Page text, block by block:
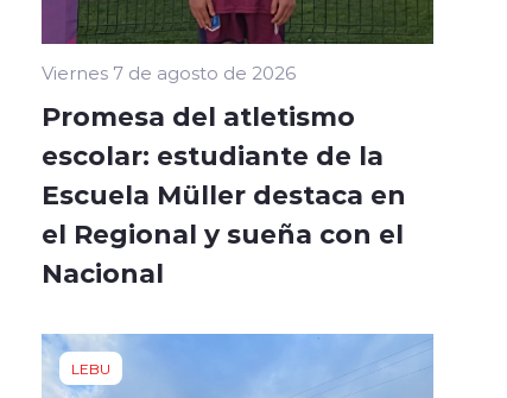
Viernes 7 de agosto de 2026
Promesa del atletismo
escolar: estudiante de la
Escuela Müller destaca en
el Regional y sueña con el
Nacional
LEBU